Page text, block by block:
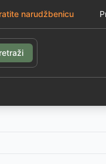
narudžbenicu